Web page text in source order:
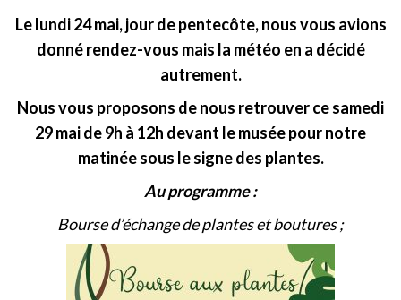
Le lundi 24 mai, jour de pentecôte, nous vous avions
donné rendez-vous mais la météo en a décidé
autrement.
Nous vous proposons de nous retrouver ce samedi
29 mai de 9h à 12h devant le musée pour notre
matinée sous le signe des plantes.
Au programme :
Bourse d’échange de plantes et boutures ;